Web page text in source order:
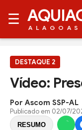
☰ ALAGOAS
DESTAQUE 2
Vídeo:
Por Ascom SSP-AL
Publicado em 02/07/
RESUMO